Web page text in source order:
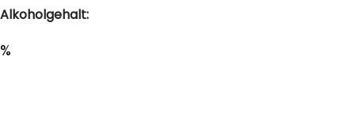
Alkoholgehalt:
%